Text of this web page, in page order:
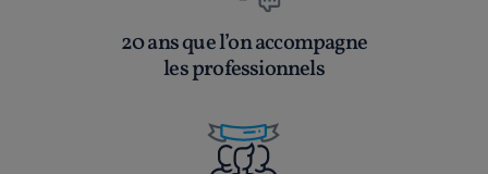
20 ans que l’on accompagne
les professionnels